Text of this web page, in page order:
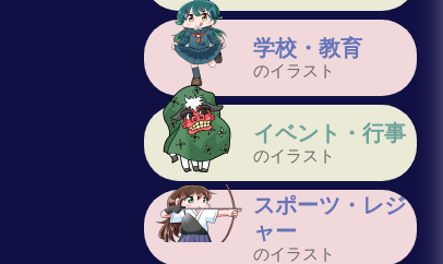
学校・教育
のイラスト
イベント・行事
のイラスト
スポーツ・レジ
ャー
のイラスト